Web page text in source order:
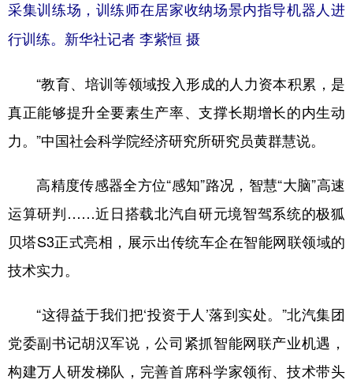
采集训练场，训练师在居家收纳场景内指导机器人进
行训练。新华社记者 李紫恒 摄
“教育、培训等领域投入形成的人力资本积累，是
真正能够提升全要素生产率、支撑长期增长的内生动
力。”中国社会科学院经济研究所研究员黄群慧说。
高精度传感器全方位“感知”路况，智慧“大脑”高速
运算研判……近日搭载北汽自研元境智驾系统的极狐
贝塔S3正式亮相，展示出传统车企在智能网联领域的
技术实力。
“这得益于我们把‘投资于人’落到实处。”北汽集团
党委副书记胡汉军说，公司紧抓智能网联产业机遇，
构建万人研发梯队，完善首席科学家领衔、技术带头